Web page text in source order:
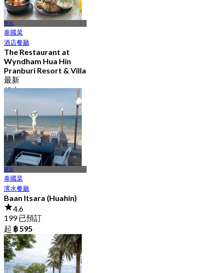
華欣
泰國菜
酒店餐廳
The Restaurant at
Wyndham Hua Hin
Pranburi Resort & Villa
最新
起฿ 680
華欣
泰國菜
濱水餐廳
Baan Itsara (Huahin)
4.6
199 已預訂
起 ฿ 595